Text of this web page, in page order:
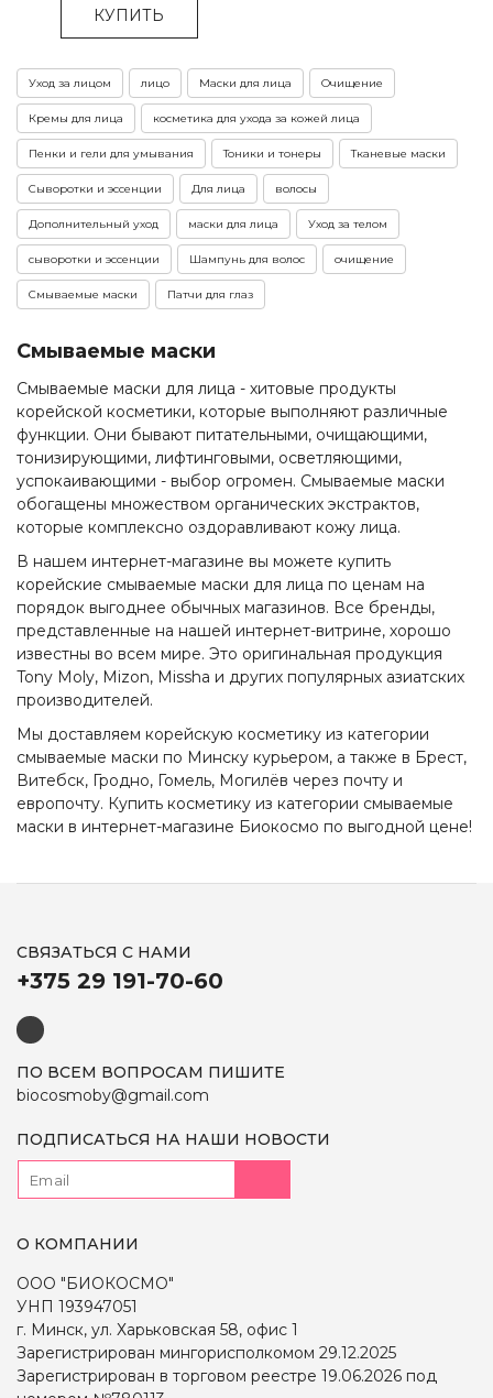
КУПИТЬ
Уход за лицом лицо Маски для лица Очищение
Кремы для лица косметика для ухода за кожей лица
Пенки и гели для умывания Тоники и тонеры Тканевые маски
Сыворотки и эссенции Для лица волосы
Дополнительный уход маски для лица Уход за телом
сыворотки и эссенции Шампунь для волос очищение
Смываемые маски Патчи для глаз
Смываемые маски
Смываемые маски для лица - хитовые продукты
корейской косметики, которые выполняют различные
функции. Они бывают питательными, очищающими,
тонизирующими, лифтинговыми, осветляющими,
успокаивающими - выбор огромен. Смываемые маски
обогащены множеством органических экстрактов,
которые комплексно оздоравливают кожу лица.
В нашем интернет-магазине вы можете купить
корейские смываемые маски для лица по ценам на
порядок выгоднее обычных магазинов. Все бренды,
представленные на нашей интернет-витрине, хорошо
известны во всем мире. Это оригинальная продукция
Tony Moly, Mizon, Missha и других популярных азиатских
производителей.
Мы доставляем корейскую косметику из категории
смываемые маски по Минску курьером, а также в Брест,
Витебск, Гродно, Гомель, Могилёв через почту и
европочту. Купить косметику из категории смываемые
маски в интернет-магазине Биокосмо по выгодной цене!
СВЯЗАТЬСЯ С НАМИ
+375 29 191-70-60
ПО ВСЕМ ВОПРОСАМ ПИШИТЕ
biocosmoby@gmail.com
ПОДПИСАТЬСЯ НА НАШИ НОВОСТИ
О КОМПАНИИ
ООО "БИОКОСМО"
УНП 193947051
г. Минск, ул. Харьковская 58, офис 1
Зарегистрирован мингорисполкомом 29.12.2025
Зарегистрирован в торговом реестре 19.06.2026 под